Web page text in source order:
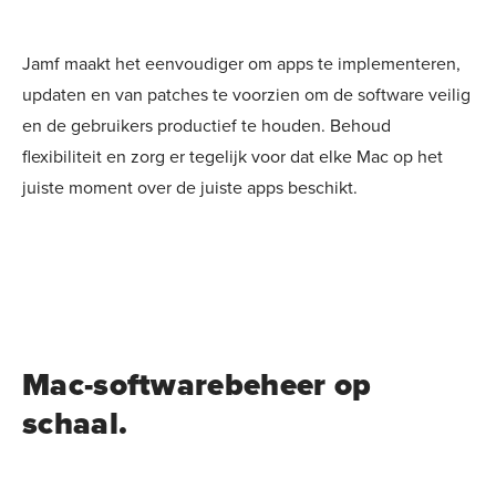
Jamf maakt het eenvoudiger om apps te implementeren,
updaten en van patches te voorzien om de software veilig
en de gebruikers productief te houden. Behoud
flexibiliteit en zorg er tegelijk voor dat elke Mac op het
juiste moment over de juiste apps beschikt.
Mac-softwarebeheer op
schaal.